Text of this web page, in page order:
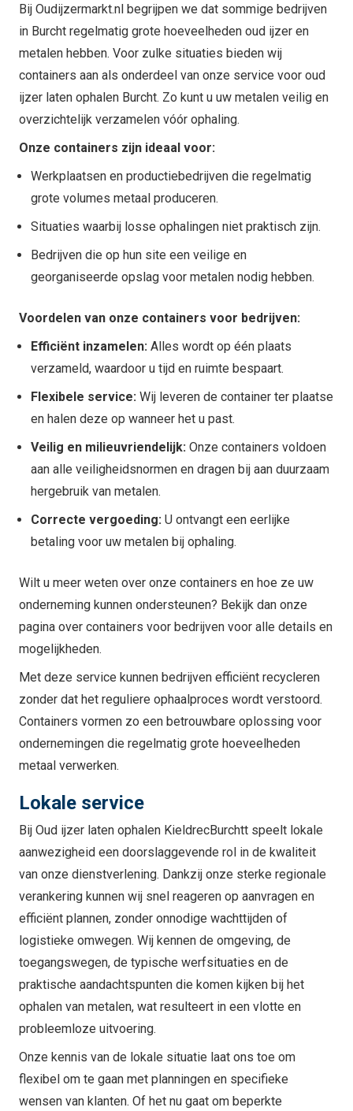
Bij Oudijzermarkt.nl begrijpen we dat sommige bedrijven
in Burcht regelmatig grote hoeveelheden oud ijzer en
metalen hebben. Voor zulke situaties bieden wij
containers aan als onderdeel van onze service voor oud
ijzer laten ophalen Burcht. Zo kunt u uw metalen veilig en
overzichtelijk verzamelen vóór ophaling.
Onze containers zijn ideaal voor:
Werkplaatsen en productiebedrijven die regelmatig
grote volumes metaal produceren.
Situaties waarbij losse ophalingen niet praktisch zijn.
Bedrijven die op hun site een veilige en
georganiseerde opslag voor metalen nodig hebben.
Voordelen van onze containers voor bedrijven:
Efficiënt inzamelen: Alles wordt op één plaats
verzameld, waardoor u tijd en ruimte bespaart.
Flexibele service: Wij leveren de container ter plaatse
en halen deze op wanneer het u past.
Veilig en milieuvriendelijk: Onze containers voldoen
aan alle veiligheidsnormen en dragen bij aan duurzaam
hergebruik van metalen.
Correcte vergoeding: U ontvangt een eerlijke
betaling voor uw metalen bij ophaling.
Wilt u meer weten over onze containers en hoe ze uw
onderneming kunnen ondersteunen? Bekijk dan onze
pagina over containers voor bedrijven voor alle details en
mogelijkheden.
Met deze service kunnen bedrijven efficiënt recycleren
zonder dat het reguliere ophaalproces wordt verstoord.
Containers vormen zo een betrouwbare oplossing voor
ondernemingen die regelmatig grote hoeveelheden
metaal verwerken.
Lokale service
Bij Oud ijzer laten ophalen KieldrecBurchtt speelt lokale
aanwezigheid een doorslaggevende rol in de kwaliteit
van onze dienstverlening. Dankzij onze sterke regionale
verankering kunnen wij snel reageren op aanvragen en
efficiënt plannen, zonder onnodige wachttijden of
logistieke omwegen. Wij kennen de omgeving, de
toegangswegen, de typische werfsituaties en de
praktische aandachtspunten die komen kijken bij het
ophalen van metalen, wat resulteert in een vlotte en
probleemloze uitvoering.
Onze kennis van de lokale situatie laat ons toe om
flexibel om te gaan met planningen en specifieke
wensen van klanten. Of het nu gaat om beperkte